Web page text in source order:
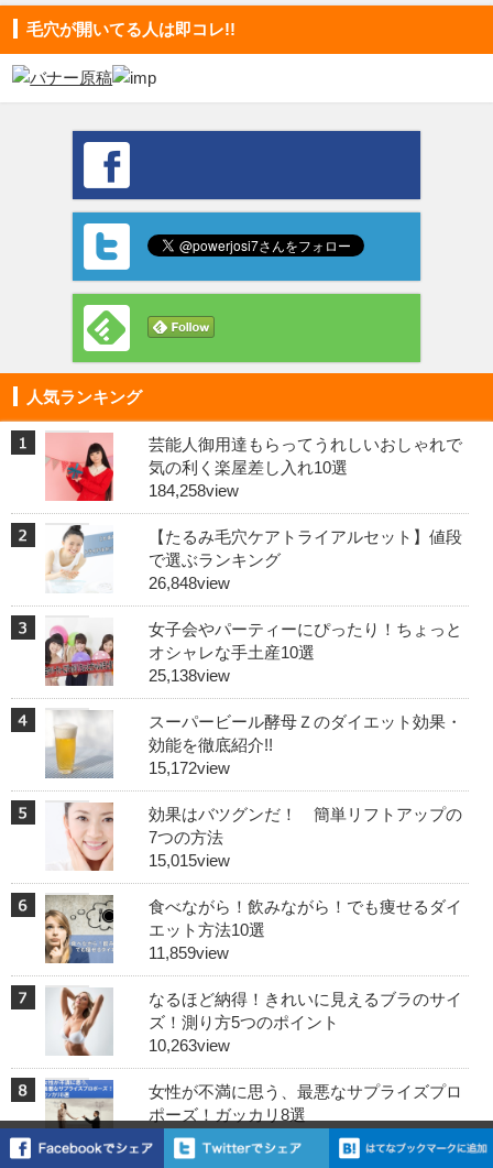
毛穴が開いてる人は即コレ!!
人気ランキング
芸能人御用達もらってうれしいおしゃれで
気の利く楽屋差し入れ10選
184,258view
【たるみ毛穴ケアトライアルセット】値段
で選ぶランキング
26,848view
女子会やパーティーにぴったり！ちょっと
オシャレな手土産10選
25,138view
スーパービール酵母Ｚのダイエット効果・
効能を徹底紹介!!
15,172view
効果はバツグンだ！ 簡単リフトアップの
7つの方法
15,015view
食べながら！飲みながら！でも痩せるダイ
エット方法10選
11,859view
なるほど納得！きれいに見えるブラのサイ
ズ！測り方5つのポイント
10,263view
女性が不満に思う、最悪なサプライズプロ
ポーズ！ガッカリ8選
9,717view